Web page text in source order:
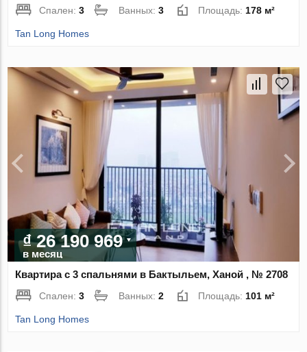
Спален:3 Ванных:3 Площадь: 178 м²
Tan Long Homes
₫ 26 190 969
в месяц
Квартира с 3 спальнями в Бактыльем, Ханой , № 2708
Спален:3 Ванных:2 Площадь: 101 м²
Tan Long Homes